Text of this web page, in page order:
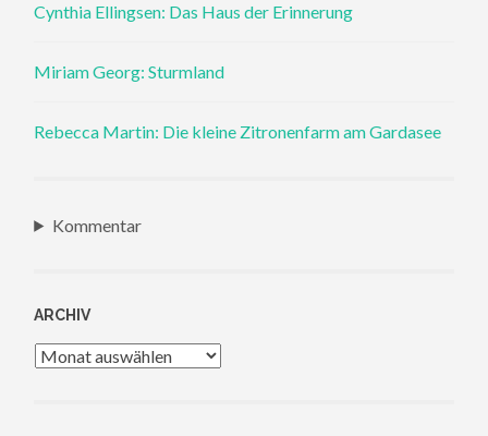
Cynthia Ellingsen: Das Haus der Erinnerung
Miriam Georg: Sturmland
Rebecca Martin: Die kleine Zitronenfarm am Gardasee
Kommentar
ARCHIV
Archiv